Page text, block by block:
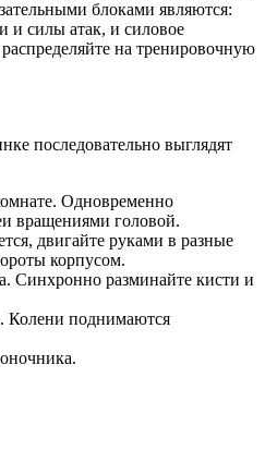
блоками являются:
и силы атак, и силовое
на тренировочную
последовательно выглядят
Одновременно
вращениями головой.
двигайте руками в разные
корпусом.
Синхронно разминайте кисти и
Колени поднимаются